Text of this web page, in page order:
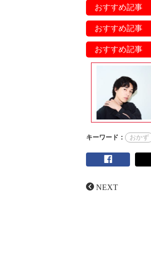
おすすめ記事
おすすめ記事
おすすめ記事
キーワード： おかず
NEXT